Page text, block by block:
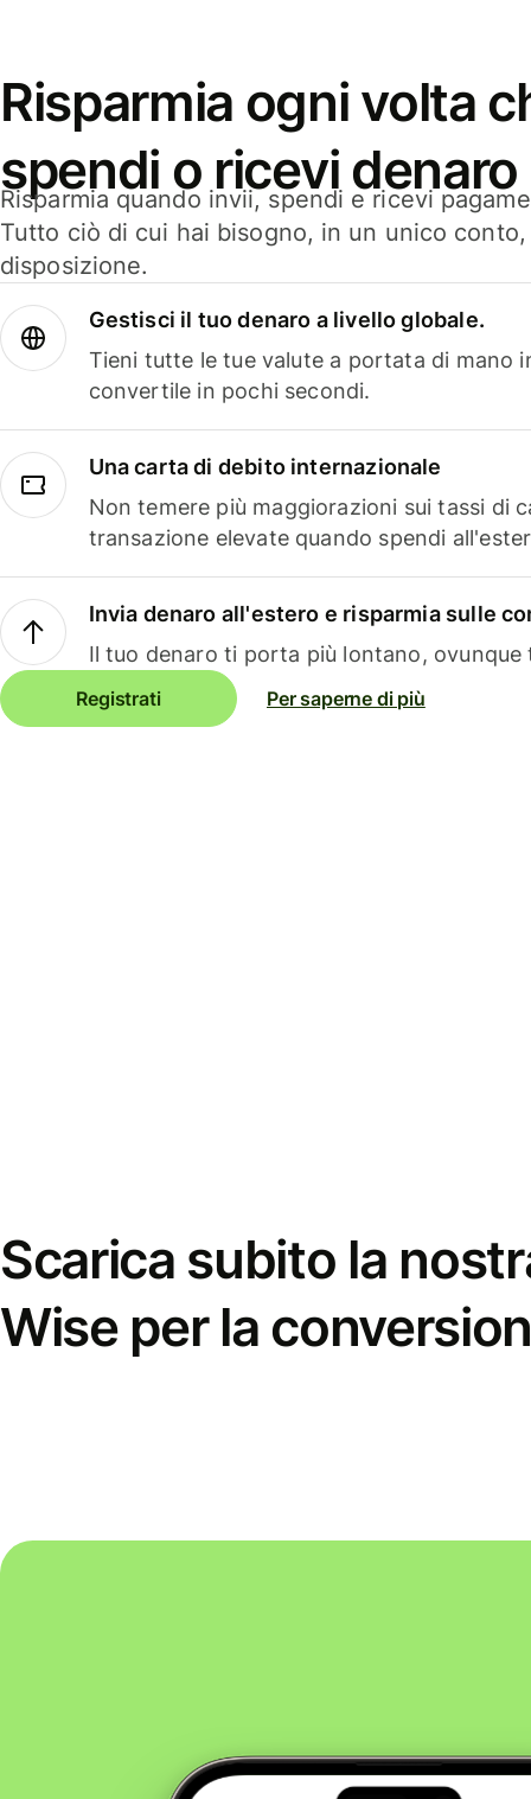
Risparmia ogni volta
spendi o ricevi denaro
Risparmia quando invii, spendi e ricevi
Tutto ciò di cui hai bisogno, in un unico
disposizione.
Gestisci il tuo denaro a livello globale.
Tieni tutte le tue valute a portata di mano
convertile in pochi secondi.
Una carta di debito internazionale
Non temere più maggiorazioni sui tassi di
transazione elevate quando spendi
Invia denaro all'estero e risparmia sulle
Il tuo denaro ti porta più lontano, ovunque
Registrati Per saperne di più
Scarica subito la
Wise per la